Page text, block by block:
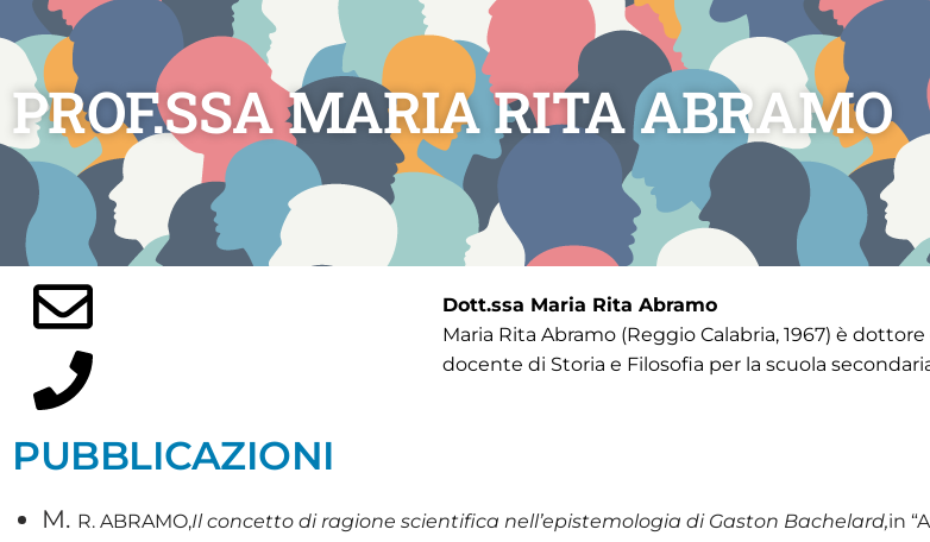
PROF.SSA MARIA RITA ABRAMO
Dott.ssa Maria Rita Abramo
Maria Rita Abramo (Reggio Calabria, 1967) è
docente di Storia e Filosofia per la scuola
PUBBLICAZIONI
M. R. ABRAMO,Il concetto di ragione scientifica nell’epistemologia di Gaston Bachelard,in